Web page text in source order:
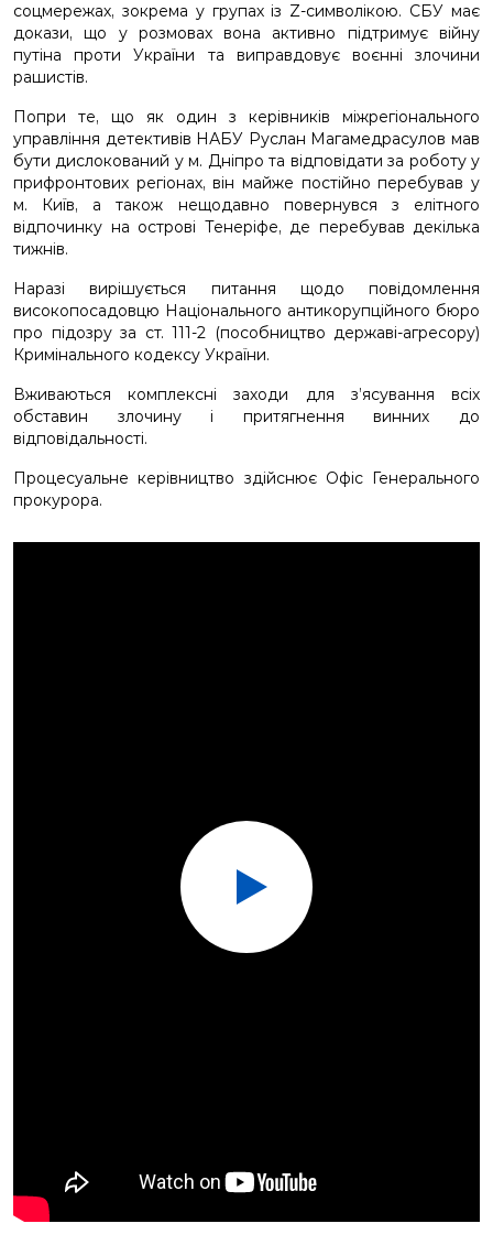
соцмережах, зокрема у групах із Z-символікою. СБУ має
докази, що у розмовах вона активно підтримує війну
путіна проти України та виправдовує воєнні злочини
рашистів.
Попри те, що як один з керівників міжрегіонального
управління детективів НАБУ Руслан Магамедрасулов мав
бути дислокований у м. Дніпро та відповідати за роботу у
прифронтових регіонах, він майже постійно перебував у
м. Київ, а також нещодавно повернувся з елітного
відпочинку на острові Тенеріфе, де перебував декілька
тижнів.
Наразі вирішується питання щодо повідомлення
високопосадовцю Національного антикорупційного бюро
про підозру за ст. 111-2 (пособництво державі-агресору)
Кримінального кодексу України.
Вживаються комплексні заходи для з’ясування всіх
обставин злочину і притягнення винних до
відповідальності.
Процесуальне керівництво здійснює Офіс Генерального
прокурора.